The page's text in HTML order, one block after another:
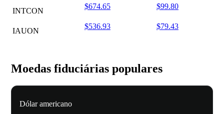
INTCON
$674.65 $99.80
IAUON
$536.93 $79.43
Moedas fiduciárias populares
Dólar americano